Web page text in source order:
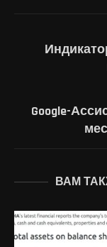
Google-
ВАМ